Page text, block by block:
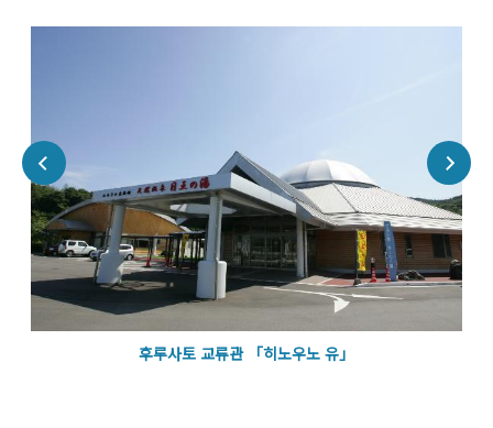
후루사토 교류관 「히노우노 유」